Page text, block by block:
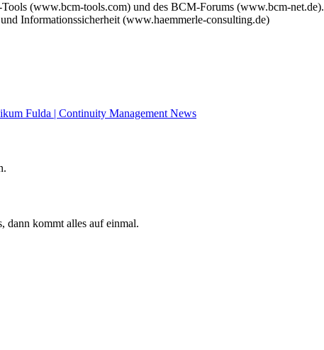
(www.bcm-tools.com) und des BCM-Forums (www.bcm-net.de).
Informationssicherheit (www.haemmerle-consulting.de)
Fulda | Continuity Management News
dann kommt alles auf einmal.